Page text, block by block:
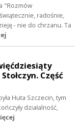
"Rozmów
radośnie,
- nie do chrzanu. Ta
Część
Huta Szczecin, tym
działalność,